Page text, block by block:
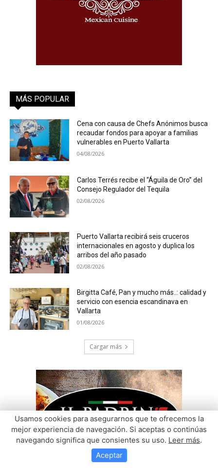
Usamos cookies para asegurarnos que te ofrecemos la
mejor experiencia de navegación. Si aceptas o continúas
navegando significa que consientes su uso. Leer más.
Aceptar